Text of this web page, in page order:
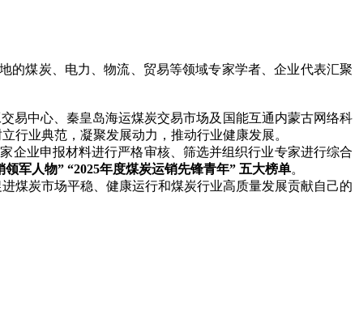
煤炭、电力、物流、贸易等领域专家学者、企业代表汇聚
中心、秦皇岛海运煤炭交易市场及国能互通内蒙古网络科
行业典范，凝聚发展动力，推动行业健康发展。
业申报材料进行严格审核、筛选并组织行业专家进行综合
军人物” “2025年度煤炭运销先锋青年” 五大榜单。
炭市场平稳、健康运行和煤炭行业高质量发展贡献自己的